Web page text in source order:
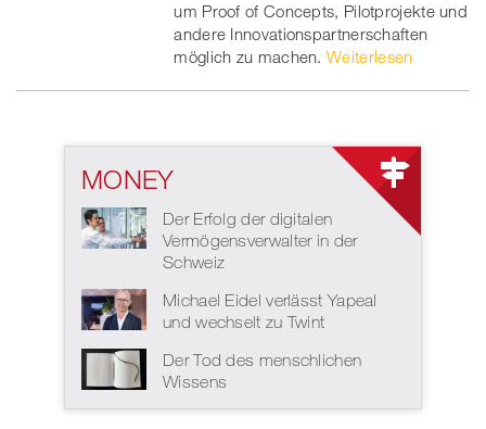
um Proof of Concepts, Pilotprojekte und
andere Innovationspartnerschaften
möglich zu machen. Weiterlesen
MONEY
Der Erfolg der digitalen
Vermögensverwalter in der
Schweiz
Michael Eidel verlässt Yapeal
und wechselt zu Twint
Der Tod des menschlichen
Wissens